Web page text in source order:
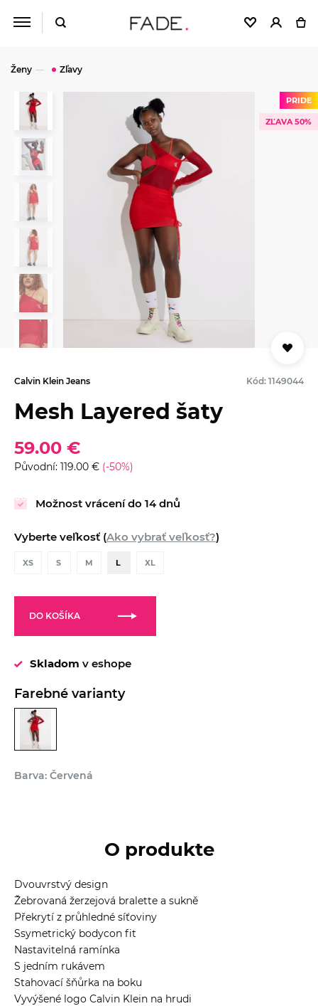
Ženy Zľavy
PRIDE
ZĽAVA 50%
Calvin Klein Jeans Kód: 1149044
Mesh Layered šaty
59.00 €
Původní: 119.00 € (-50%)
Možnost vrácení do 14 dnů
Vyberte veľkosť (Ako vybrať veľkosť?)
XS S M L XL
DO KOŠÍKA
Skladom v eshope
Farebné varianty
Barva: Červená
O produkte
Dvouvrstvý design
Žebrovaná žerzejová bralette a sukně
Překrytí z průhledné síťoviny
Ssymetrický bodycon fit
Nastavitelná ramínka
S jedním rukávem
Stahovací šňůrka na boku
Vyvýšené logo Calvin Klein na hrudi